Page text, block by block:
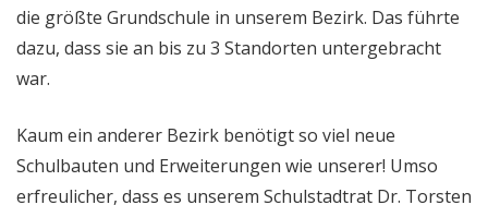
die größte Grundschule in unserem Bezirk. Das führte
dazu, dass sie an bis zu 3 Standorten untergebracht
war.
Kaum ein anderer Bezirk benötigt so viel neue
Schulbauten und Erweiterungen wie unserer! Umso
erfreulicher, dass es unserem Schulstadtrat Dr. Torsten